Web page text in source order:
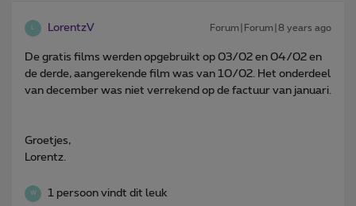
L LorentzV Forum|Forum|8 years ago
De gratis films werden opgebruikt op 03/02 en 04/02 en
de derde, aangerekende film was van 10/02. Het onderdeel
van december was niet verrekend op de factuur van januari.
Groetjes,
Lorentz.
W 1 persoon vindt dit leuk